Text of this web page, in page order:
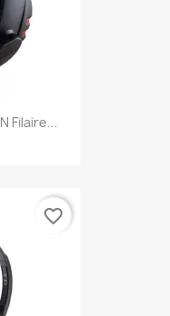
Filaire...
favorite_border